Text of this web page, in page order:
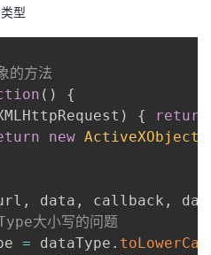
型
的方法
( )
{
) {
return
new ActiveXObject
, data , callback ,
大小写的问题
= dataType .